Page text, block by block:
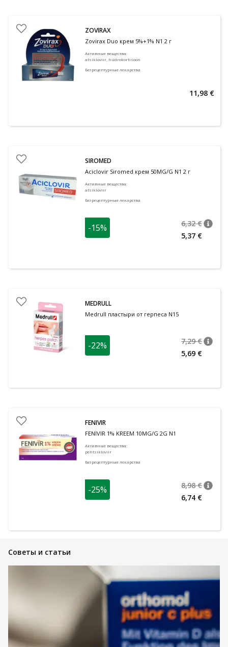
ZOVIRAX
Zovirax Duo крем 5%+1% N1 2 г
Активные вещества:
atsikloviir, hüdrokortisoon
Безрецептурные лекарства
11,98 €
SIROMED
Aciclovir Siromed крем 50MG/G N1 2 г
Активные вещества:
atsikloviir
Безрецептурные лекарства
-15% 6,32 €
5,37 €
MEDRULL
Medrull пластыри от герпеса N15
-22% 7,29 €
5,69 €
FENIVIR
FENIVIR 1% KREEM 10MG/G 2G N1
Активные вещества:
pentsikloviir
Безрецептурные лекарства
-25% 8,98 €
6,74 €
Советы и статьи